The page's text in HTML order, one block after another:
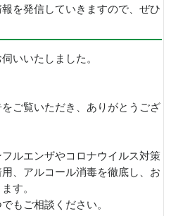
を発信していきますので、ぜひ
いいたしました。
ご覧いただき、ありがとうござ
ルエンザやコロナウイルス対策
、アルコール消毒を徹底し、お
す。
もご相談ください。